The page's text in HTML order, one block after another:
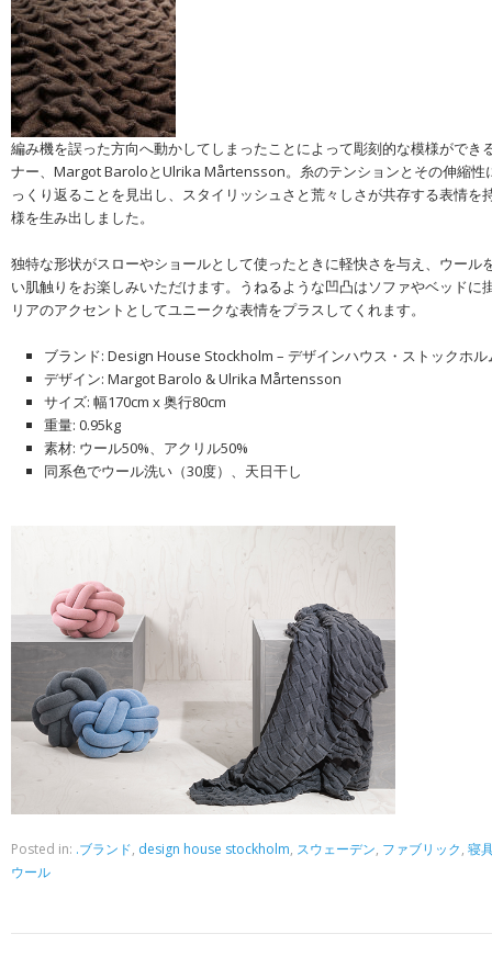
編み機を誤った方向へ動かしてしまったことによって彫刻的な模様ができ
ナー、Margot BaroloとUlrika Mårtensson。糸のテンションとその伸縮性
っくり返ることを見出し、スタイリッシュさと荒々しさが共存する表情を
様を生み出しました。
独特な形状がスローやショールとして使ったときに軽快さを与え、ウール
い肌触りをお楽しみいただけます。うねるような凹凸はソファやベッドに
リアのアクセントとしてユニークな表情をプラスしてくれます。
ブランド: Design House Stockholm – デザインハウス・ストックホ
デザイン: Margot Barolo & Ulrika Mårtensson
サイズ: 幅170cm x 奥行80cm
重量: 0.95kg
素材: ウール50%、アクリル50%
同系色でウール洗い（30度）、天日干し
Posted in: .ブランド, design house stockholm, スウェーデン, ファブリック, 寝
ウール